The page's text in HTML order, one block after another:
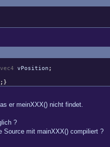
vec4 vPosition ;
; }
er meinXXX() nicht findet.
?
Source mit mainXXX() compiliert ?